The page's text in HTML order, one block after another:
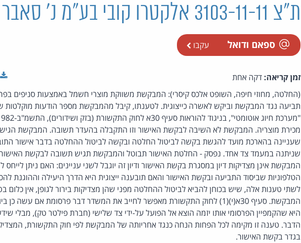
ת"צ 3103-11-11 אלקטרו קובי בע"מ נ' סאבר נסאר ואח'
ספאם ודואל עקבו
זמן קריאה: דקה אחת
(החלטה, מחוזי חיפה, השופט אלכס קיסרי): המבקשת משווקת מוצרי חשמל באמצעות סניפים
תביעה נגד המבקשת וביקש לאשרה כייצוגית. לטענתו, קיבל מהמבקשת מספר הודעות מוקלטות
מכירת מוצריה. המבקשת לא השיבה לבקשת האישור וזו התקבלה בהעדר תשובה. המבקשת
שעניינה בהארכת מועד להגשת בקשה לביטול החלטה ובקשה לביטול ההחלטה בדבר אישור
שניתנה במעמד צד אחד. נפסק - החלטת האישור תבוטל והמבקשת תגיש תשובה לבקשת
המבקשת אינן מצדיקות דיון במסגרת בקשת האישור ודיון זה יוגבל לשני עניינים: האם ניתן
הטלפוניות שביסוד התביעה ובקשת האישור והאם תובענה ייצוגית היא הדרך היעילה וההוגנת
לשתי טענות אלה, שיש בכוחן להביא לביטול ההחלטה מפני שהן מצדיקות בירור לגופן, אין כלום
המבקשת. סעיף 30א(י)(1) לחוק התקשורת מאפשר לחייב את המשדר דבר פרסומת אם עשה
היא שהקמפיין הפרסומי אותו יזמה הוצא אל הפועל על-ידי צד שלישי (חברת פילטר טק), מבלי
הדבר. טענה זו מקימה לכל הפחות הנחה כנגד אחריותה של המבקשת לפי חוק התקשורת,
בגדר בקשת האישור.